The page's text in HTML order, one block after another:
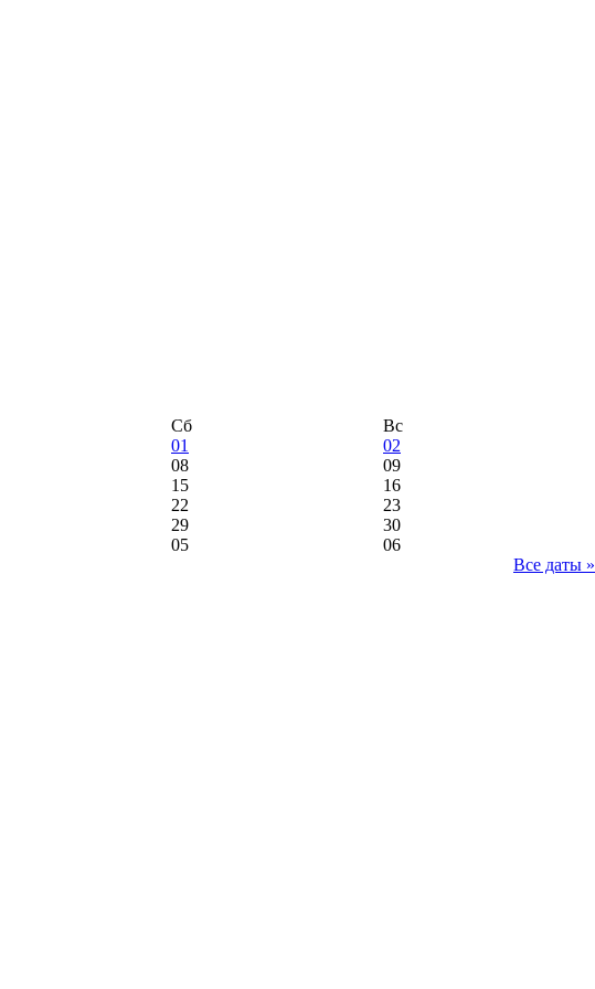
Сб
Вс
01
02
08
09
15
16
22
23
29
30
05
06
Все даты »